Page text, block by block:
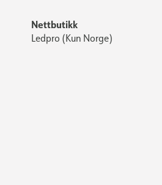
Nettbutikk
Ledpro (Kun Norge)